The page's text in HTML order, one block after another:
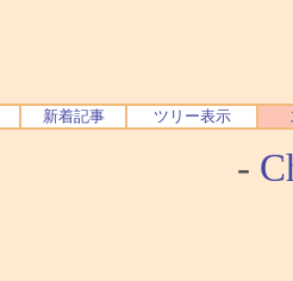
新着記事 ツリー表示
-